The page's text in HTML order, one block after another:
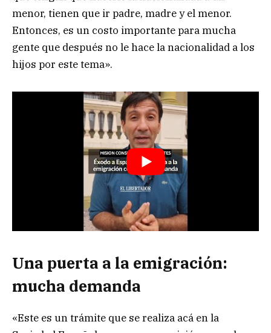
menor, tienen que ir padre, madre y el menor.
Entonces, es un costo importante para mucha
gente que después no le hace la nacionalidad a los
hijos por este tema».
Una puerta a la emigración:
mucha demanda
«Este es un trámite que se realiza acá en la